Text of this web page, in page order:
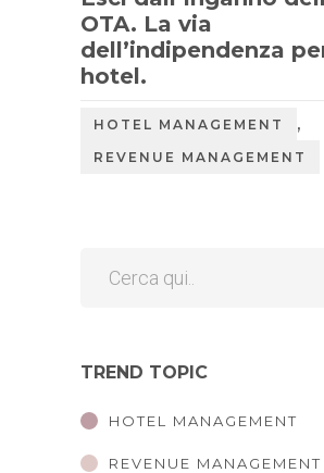
OTA. La via
dell’indipendenza
hotel.
HOTEL MANAGEMENT ,
REVENUE MANAGEMENT
TREND TOPIC
HOTEL MANAGEMENT
REVENUE MANAGEMENT